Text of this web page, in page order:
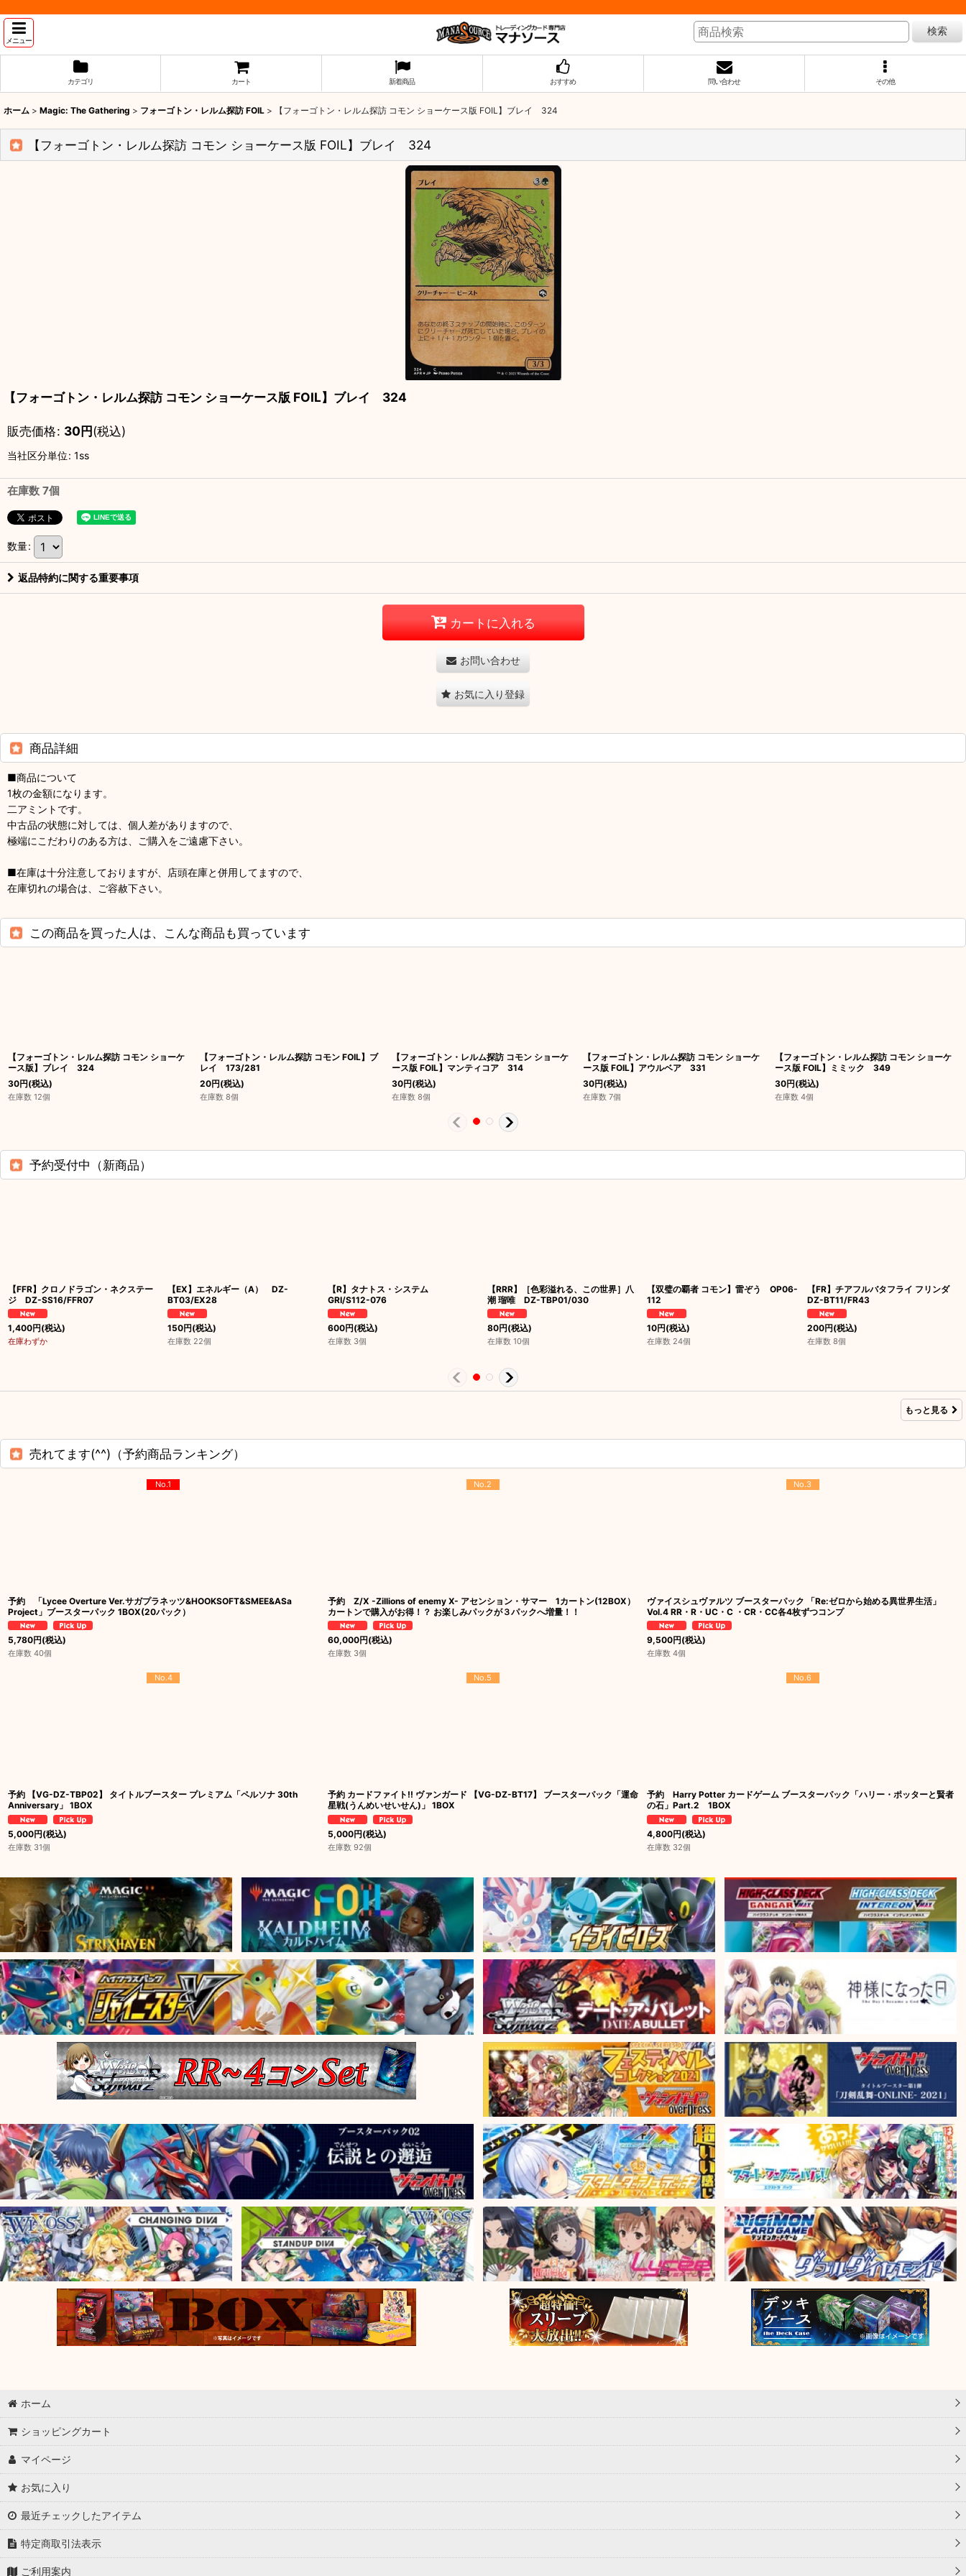
メニュー
検索
カテゴリ カート 新着商品 おすすめ 問い合わせ その他
ホーム > Magic: The Gathering > フォーゴトン・レルム探訪 FOIL > 【フォーゴトン・レルム探訪 コモン ショーケース版 FOIL】ブレイ 324
【フォーゴトン・レルム探訪 コモン ショーケース版 FOIL】ブレイ 324
【フォーゴトン・レルム探訪 コモン ショーケース版 FOIL】ブレイ 324
販売価格: 30円(税込)
当社区分単位: 1ss
在庫数 7個
数量:
返品特約に関する重要事項
カートに入れる
お問い合わせ
お気に入り登録
商品詳細
■商品について
1枚の金額になります。
二アミントです。
中古品の状態に対しては、個人差がありますので、
極端にこだわりのある方は、ご購入をご遠慮下さい。
■在庫は十分注意しておりますが、店頭在庫と併用してますので、
在庫切れの場合は、ご容赦下さい。
この商品を買った人は、こんな商品も買っています
【フォーゴトン・レルム探訪 コモン ショーケ
ース版】ブレイ 324
30円(税込)
在庫数 12個
【フォーゴトン・レルム探訪 コモン FOIL】ブ
レイ 173/281
20円(税込)
在庫数 8個
【フォーゴトン・レルム探訪 コモン ショーケ
ース版 FOIL】マンティコア 314
30円(税込)
在庫数 8個
【フォーゴトン・レルム探訪 コモン ショーケ
ース版 FOIL】アウルベア 331
30円(税込)
在庫数 7個
【フォーゴトン・レルム探訪 コモン ショーケ
ース版 FOIL】ミミック 349
30円(税込)
在庫数 4個
予約受付中（新商品）
【FFR】クロノドラゴン・ネクステー
ジ DZ-SS16/FFR07
1,400円(税込)
在庫わずか
【EX】エネルギー（A） DZ-
BT03/EX28
150円(税込)
在庫数 22個
【R】タナトス・システム
GRI/S112-076
600円(税込)
在庫数 3個
【RRR】［色彩溢れる、この世界］八
潮 瑠唯 DZ-TBP01/030
80円(税込)
在庫数 10個
【双璧の覇者 コモン】雷ぞう OP06-
112
10円(税込)
在庫数 24個
【FR】チアフルバタフライ フリンダ
DZ-BT11/FR43
200円(税込)
在庫数 8個
もっと見る
売れてます(^^)（予約商品ランキング）
No.1
予約 「Lycee Overture Ver.サガプラネッツ&HOOKSOFT&SMEE&ASa
Project」ブースターパック 1BOX(20パック）
5,780円(税込)
在庫数 40個
No.2
予約 Z/X -Zillions of enemy X- アセンション・サマー 1カートン(12BOX）
カートンで購入がお得！？ お楽しみパックが３パックへ増量！！
60,000円(税込)
在庫数 3個
No.3
ヴァイスシュヴァルツ ブースターパック 「Re:ゼロから始める異世界生活」
Vol.4 RR・R・UC・C ・CR・CC各4枚ずつコンプ
9,500円(税込)
在庫数 4個
No.4
予約 【VG-DZ-TBP02】 タイトルブースター プレミアム「ペルソナ 30th
Anniversary」 1BOX
5,000円(税込)
在庫数 31個
No.5
予約 カードファイト!! ヴァンガード 【VG-DZ-BT17】 ブースターパック「運命
星戦(うんめいせいせん)」 1BOX
5,000円(税込)
在庫数 92個
No.6
予約 Harry Potter カードゲーム ブースターパック「ハリー・ポッターと賢者
の石」Part.2 1BOX
4,800円(税込)
在庫数 32個
ホーム
ショッピングカート
マイページ
お気に入り
最近チェックしたアイテム
特定商取引法表示
ご利用案内